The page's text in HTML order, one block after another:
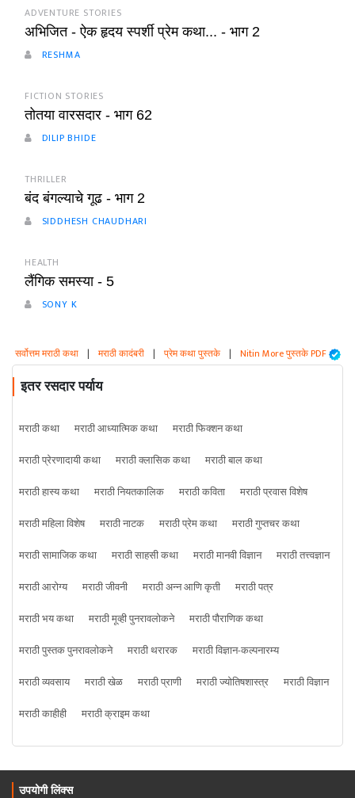
ADVENTURE STORIES
अभिजित - ऐक हृदय स्पर्शी प्रेम कथा... - भाग 2
RESHMA
FICTION STORIES
तोतया वारसदार - भाग 62
DILIP BHIDE
THRILLER
बंद बंगल्याचे गूढ - भाग 2
SIDDHESH CHAUDHARI
HEALTH
लैंगिक समस्या - 5
SONY K
सर्वोत्तम मराठी कथा | मराठी कादंबरी | प्रेम कथा पुस्तके | Nitin More पुस्तके PDF
इतर रसदार पर्याय
मराठी कथा मराठी आध्यात्मिक कथा
मराठी फिक्शन कथा
मराठी प्रेरणादायी कथा
मराठी क्लासिक कथा
मराठी बाल कथा
मराठी हास्य कथा
मराठी नियतकालिक मराठी कविता
मराठी प्रवास विशेष
मराठी महिला विशेष
मराठी नाटक मराठी प्रेम कथा
मराठी गुप्तचर कथा
मराठी सामाजिक कथा
मराठी साहसी कथा मराठी मानवी विज्ञान
मराठी तत्त्वज्ञान
मराठी आरोग्य
मराठी जीवनी मराठी अन्न आणि कृती
मराठी पत्र
मराठी भय कथा
मराठी मूव्ही पुनरावलोकने
मराठी पौराणिक कथा
मराठी पुस्तक पुनरावलोकने
मराठी थरारक
मराठी विज्ञान-कल्पनारम्य
मराठी व्यवसाय
मराठी खेळ मराठी प्राणी मराठी ज्योतिषशास्त्र
मराठी विज्ञान
मराठी काहीही
मराठी क्राइम कथा
उपयोगी लिंक्स